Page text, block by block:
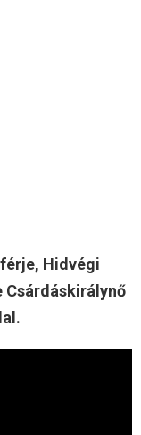
Hidvégi
Csárdáskirálynő